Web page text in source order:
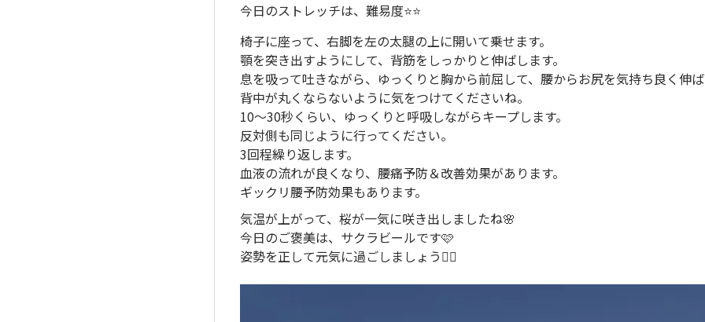
今日のストレッチは、難易度⭐️⭐️
椅子に座って、右脚を左の太腿の上に開いて乗せます。
顎を突き出すようにして、背筋をしっかりと伸ばします。
息を吸って吐きながら、ゆっくりと胸から前屈して、腰からお尻を気持ち良く伸
背中が丸くならないように気をつけてくださいね。
10〜30秒くらい、ゆっくりと呼吸しながらキープします。
反対側も同じように行ってください。
3回程繰り返します。
血液の流れが良くなり、腰痛予防＆改善効果があります。
ギックリ腰予防効果もあります。
気温が上がって、桜が一気に咲き出しましたね🌸
今日のご褒美は、サクラビールです🩷
姿勢を正して元気に過ごしましょう🙋‍♀️